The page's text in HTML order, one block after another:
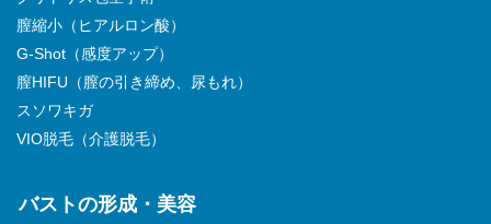
膣縮小（ヒアルロン酸）
G-Shot（感度アップ）
膣HIFU（膣の引き締め、尿もれ）
スソワキガ
VIO脱毛（介護脱毛）
バストの形成・美容